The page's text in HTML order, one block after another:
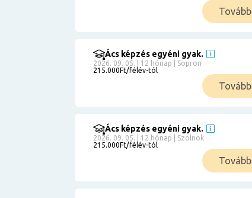
Tovább
Ács képzés egyéni gyak.
2026. 09. 05. | 12 hónap | Sopron
215.000Ft/félév-tól
Tovább
Ács képzés egyéni gyak.
2026. 09. 05. | 12 hónap | Szolnok
215.000Ft/félév-tól
Tovább